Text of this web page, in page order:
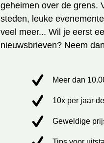
geheimen over de grens.
steden, leuke
veel meer... Wil je eerst
nieuwsbrieven? Neem
Meer dan
10x per jaar
Geweldige